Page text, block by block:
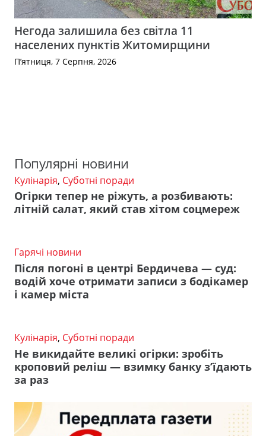
Негода залишила без світла 11
населених пунктів Житомирщини
П’ятниця, 7 Серпня, 2026
Популярні новини
Кулінарія, Суботні поради
Огірки тепер не ріжуть, а розбивають:
літній салат, який став хітом соцмереж
Гарячі новини
Після погоні в центрі Бердичева — суд:
водій хоче отримати записи з бодікамер
і камер міста
Кулінарія, Суботні поради
Не викидайте великі огірки: зробіть
кроповий реліш — взимку банку з’їдають
за раз